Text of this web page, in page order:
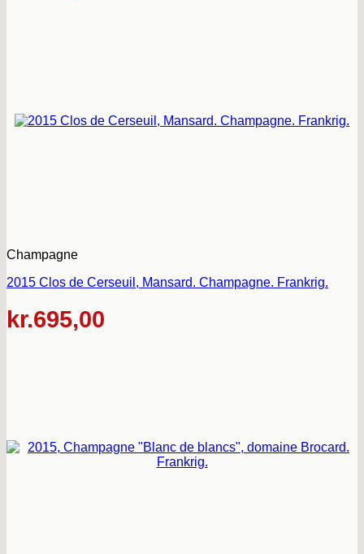
Champagne
2015 Clos de Cerseuil, Mansard. Champagne. Frankrig.
kr.695,00